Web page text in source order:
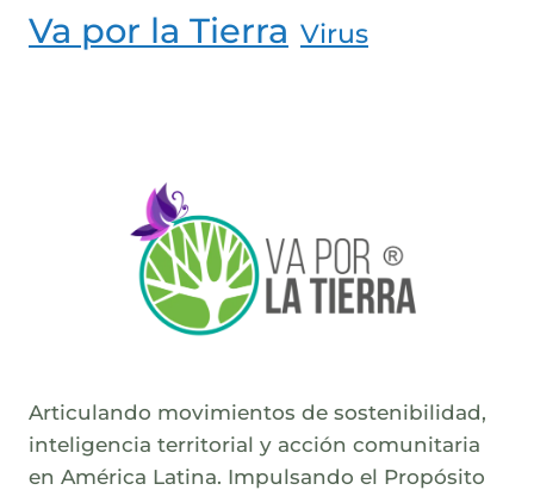
Va por la Tierra Virus
Articulando movimientos de sostenibilidad,
inteligencia territorial y acción comunitaria
en América Latina. Impulsando el Propósito